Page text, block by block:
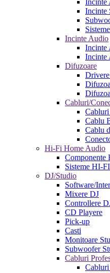
Incinte
Incinte
Incinte Audio
Incinte
Incinte
Difuzoare
Cabluri/
Cablu
Cablu
Hi-Fi Home Audio
Componente
Sisteme HI-FI
DJ/Studio
Software/
Mixere DJ
Controllere
CD Playere
Pick-up
Casti
Monitoare
Subwoofer
Cabluri